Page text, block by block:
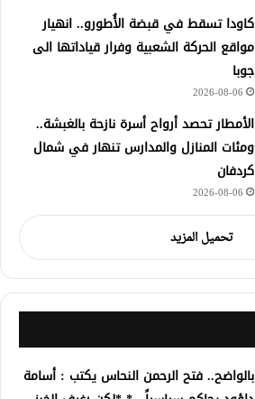
كاودا تسقط في قبضة الأُطورو.. انهيار
مواقع الحركة الشعبية وفرار قياداتها الى
جوبا
2026-08-06
الأمطار تحصد أرواح أسرة نازحة بالغبشة..
ومئات المنازل والمدارس تنهار في شمال
كردفان
2026-08-06
تحميل المزيد
بالواضح.. فتح الرحمن النحاس يكتب : أسامة